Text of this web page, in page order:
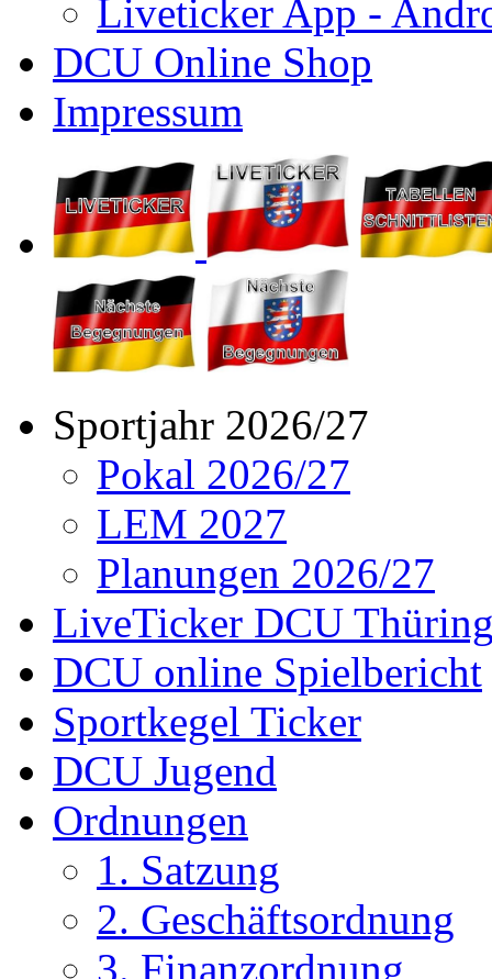
Liveticker App -
DCU Online Shop
Impressum
Sportjahr 2026/27
Pokal 2026/27
LEM 2027
Planungen 2026/27
LiveTicker DCU
DCU online Spielbericht
Sportkegel Ticker
DCU Jugend
Ordnungen
1. Satzung
2. Geschäftsordnung
3. Finanzordnung